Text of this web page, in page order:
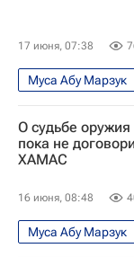
17 июня, 07:38
Муса Абу Марзук
Израиль
Сергей Лавров
Палестинская
ООН
О судьбе оружия
пока не
ХАМАС
16 июня, 08:48
Муса Абу Марзук